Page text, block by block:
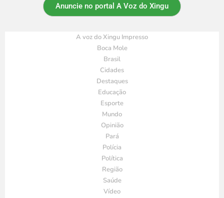
Anuncie no portal A Voz do Xingu
A voz do Xingu Impresso
Boca Mole
Brasil
Cidades
Destaques
Educação
Esporte
Mundo
Opinião
Pará
Polícia
Política
Região
Saúde
Vídeo